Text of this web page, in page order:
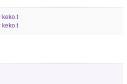
keko.t
keko.t